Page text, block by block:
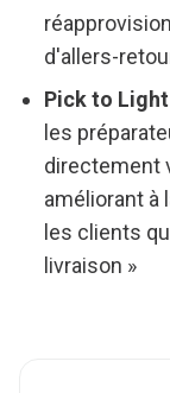
d'allers-
Pick to Light
les
directement
améliorant à
les clients
livraison »